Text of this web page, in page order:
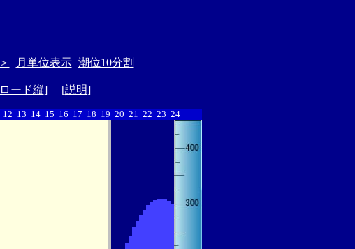
月単位表示 潮位10分割
ード縦] [説明]
12 13 14 15 16 17 18 19 20 21 22 23 24